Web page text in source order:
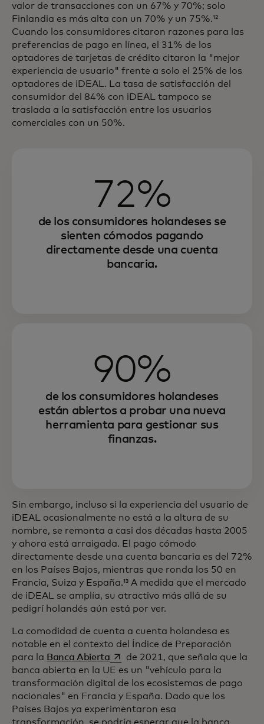
valor de transacciones con un 67% y 70%; solo
Finlandia es más alta con un 70% y un 75%.¹²
Cuando los consumidores citaron razones para las
preferencias de pago en línea, el 31% de los
optadores de tarjetas de crédito citaron la "mejor
experiencia de usuario" frente a solo el 25% de los
optadores de iDEAL. La tasa de satisfacción del
consumidor del 84% con iDEAL tampoco se
traslada a la satisfacción entre los usuarios
comerciales con un 50%.
72%
de los consumidores holandeses se
sienten cómodos pagando
directamente desde una cuenta
bancaria.
90%
de los consumidores holandeses
están abiertos a probar una nueva
herramienta para gestionar sus
finanzas.
Sin embargo, incluso si la experiencia del usuario de
iDEAL ocasionalmente no está a la altura de su
nombre, se remonta a casi dos décadas hasta 2005
y ahora está arraigada. El pago cómodo
directamente desde una cuenta bancaria es del 72%
en los Países Bajos, mientras que ronda los 50 en
Francia, Suiza y España.¹³ A medida que el mercado
de iDEAL se amplía, su atractivo más allá de su
pedigrí holandés aún está por ver.
La comodidad de cuenta a cuenta holandesa es
notable en el contexto del Índice de Preparación
para la Banca Abiertase abre en una pestaña nueva
de 2021, que señala que la
banca abierta en la UE es un "vehículo para la
transformación digital de los ecosistemas de pago
nacionales" en Francia y España. Dado que los
Países Bajos ya experimentaron esa